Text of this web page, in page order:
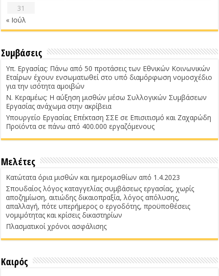
31
« Ιούλ
Συμβάσεις
Υπ. Εργασίας: Πάνω από 50 προτάσεις των Εθνικών Κοινωνικών
Εταίρων έχουν ενσωματωθεί στο υπό διαμόρφωση νομοσχέδιο
για την ισότητα αμοιβών
Ν. Κεραμέως: Η αύξηση μισθών μέσω Συλλογικών Συμβάσεων
Εργασίας ανάχωμα στην ακρίβεια
Υπουργείο Εργασίας Επέκταση ΣΣΕ σε Επισιτισμό και Ζαχαρώδη
Προϊόντα σε πάνω από 400.000 εργαζόμενους
Μελέτες
Κατώτατα όρια μισθών και ημερομισθίων από 1.4.2023
Σπουδαίος λόγος καταγγελίας συμβάσεως εργασίας, χωρίς
αποζημίωση, αιτιώδης δικαιοπραξία, λόγος απόλυσης,
απαλλαγή, πότε υπερήμερος ο εργοδότης, προϋποθέσεις
νομιμότητας και κρίσεις δικαστηρίων
Πλασματικοί χρόνοι ασφάλισης
Καιρός